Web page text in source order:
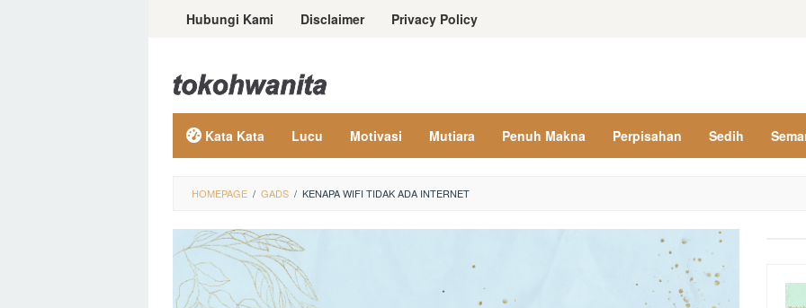
LoncatHubungi Kami Disclaimer Privacy Policy
Kata Kata Lucu Motivasi Mutiara Penuh Makna Perpisahan Sedih
HOMEPAGE / GADS / KENAPA WIFI TIDAK ADA INTERNET